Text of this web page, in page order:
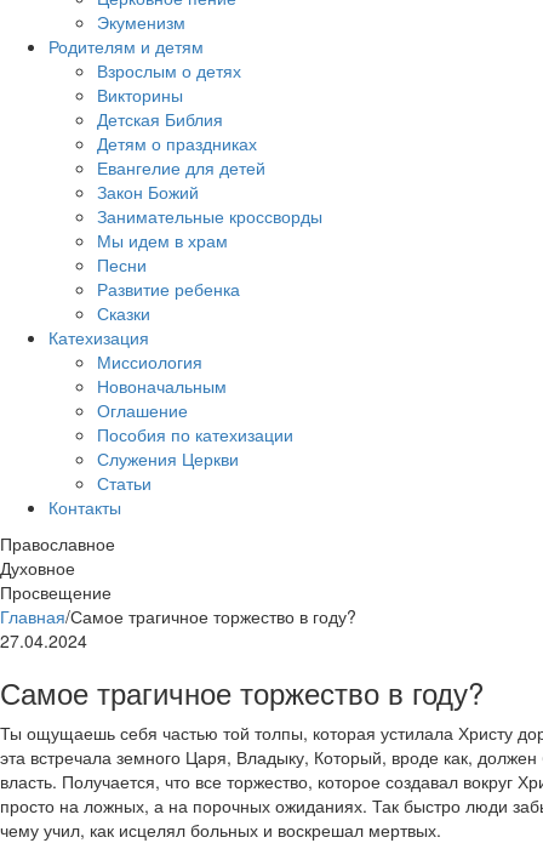
Экуменизм
Родителям и детям
Взрослым о детях
Викторины
Детская Библия
Детям о праздниках
Евангелие для детей
Закон Божий
Занимательные кроссворды
Мы идем в храм
Песни
Развитие ребенка
Сказки
Катехизация
Миссиология
Новоначальным
Оглашение
Пособия по катехизации
Служения Церкви
Статьи
Контакты
Православное
Духовное
Просвещение
Главная/Самое трагичное торжество в году?
27.04.2024
Самое трагичное торжество в году?
Ты ощущаешь себя частью той толпы, которая устилала Христу
эта встречала земного Царя, Владыку, Который, вроде как,
власть. Получается, что все торжество, которое создавал вокруг
просто на ложных, а на порочных ожиданиях. Так быстро люди
чему учил, как исцелял больных и воскрешал мертвых.